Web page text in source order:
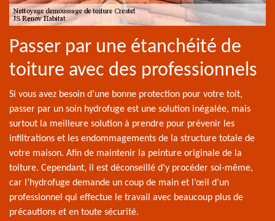
Passer par une étanchéité de
toiture avec des professionnels
Si vous avez besoin d’une bonne protection pour votre toit,
passer par un soin hydrofuge est une solution inégalée, mais
surtout la meilleure solution à prendre pour prévenir les
infiltrations et les endommagements de la structure totale de
votre maison. Afin de maintenir la peinture originale de la
toiture. Cependant, il est déconseillé d’y procéder soi-même,
car l’hydrofuge demande un coup de main et l’œil d’un
professionnel qui effectue le travail avec beaucoup plus de
précautions et en toute sécurité.